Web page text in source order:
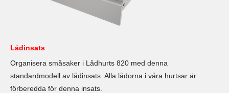
Lådinsats
Organisera småsaker i Lådhurts 820 med denna
standardmodell av lådinsats. Alla lådorna i våra hurtsar är
förberedda för denna insats.